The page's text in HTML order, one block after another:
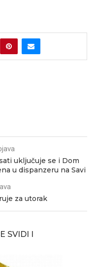
uključuje se i Dom
u dispanzeru na Savi
za utorak
SVIDI I